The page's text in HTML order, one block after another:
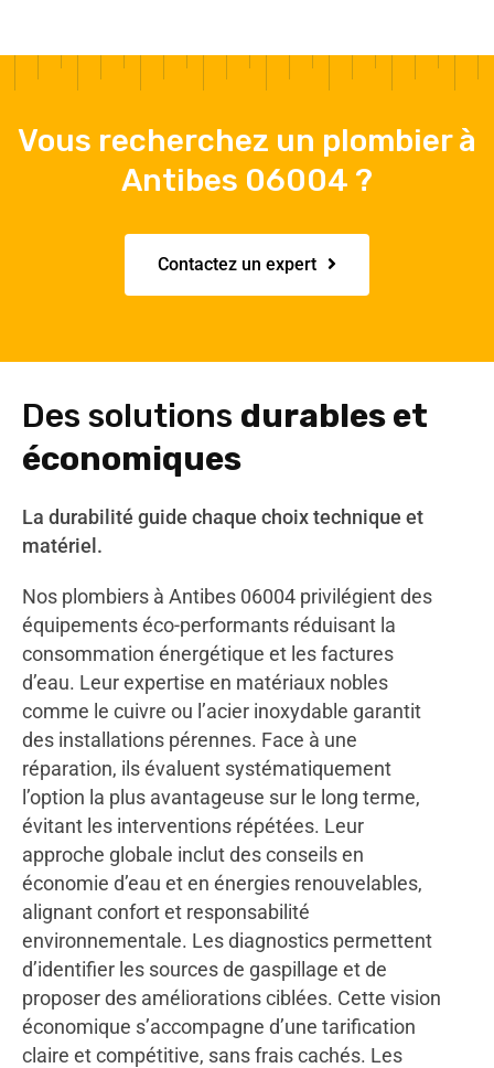
Vous recherchez un plombier à
Antibes 06004 ?
Contactez un expert
Des solutions durables et
économiques
La durabilité guide chaque choix technique et
matériel.
Nos plombiers à Antibes 06004 privilégient des
équipements éco-performants réduisant la
consommation énergétique et les factures
d’eau. Leur expertise en matériaux nobles
comme le cuivre ou l’acier inoxydable garantit
des installations pérennes. Face à une
réparation, ils évaluent systématiquement
l’option la plus avantageuse sur le long terme,
évitant les interventions répétées. Leur
approche globale inclut des conseils en
économie d’eau et en énergies renouvelables,
alignant confort et responsabilité
environnementale. Les diagnostics permettent
d’identifier les sources de gaspillage et de
proposer des améliorations ciblées. Cette vision
économique s’accompagne d’une tarification
claire et compétitive, sans frais cachés. Les